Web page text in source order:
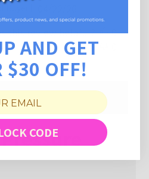
Buyer
date
this review helpful?
0
Pressure
AND GET
$30 OFF!
CODE